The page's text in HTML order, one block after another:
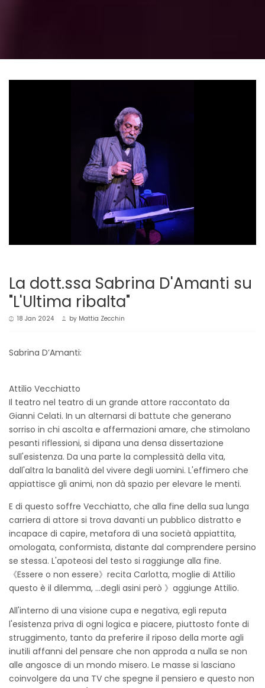
La dott.ssa Sabrina D'Amanti su
"L'Ultima ribalta"
18 Jan 2024 by Mattia Zecchin
Sabrina D’Amanti:
Attilio Vecchiatto
Il teatro nel teatro di un grande attore raccontato da
Gianni Celati. In un alternarsi di battute che generano
sorriso in chi ascolta e affermazioni amare, che stimolano
pesanti riflessioni, si dipana una densa dissertazione
sull'esistenza. Da una parte la complessità della vita,
dall'altra la banalità del vivere degli uomini. L'effimero che
appiattisce gli animi, non dà spazio per elevare le menti.
E di questo soffre Vecchiatto, che alla fine della sua lunga
carriera di attore si trova davanti un pubblico distratto e
incapace di capire, metafora di una società appiattita,
omologata, conformista, distante dal comprendere persino
se stessa. L'apoteosi del testo si raggiunge alla fine.
《Essere o non essere》recita Carlotta, moglie di Attilio
questo è il dilemma, ...degli asini però 》aggiunge Attilio.
All'interno di una visione cupa e negativa, egli reputa
l'esistenza priva di ogni logica e piacere, piuttosto fonte di
struggimento, tanto da preferire il riposo della morte agli
inutili affanni del pensare che non approda a nulla se non
alle angosce di un mondo misero. Le masse si lasciano
coinvolgere da una TV che spegne il pensiero e questo non